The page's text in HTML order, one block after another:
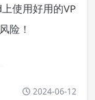
使用好用的VP
险！
2024-06-12